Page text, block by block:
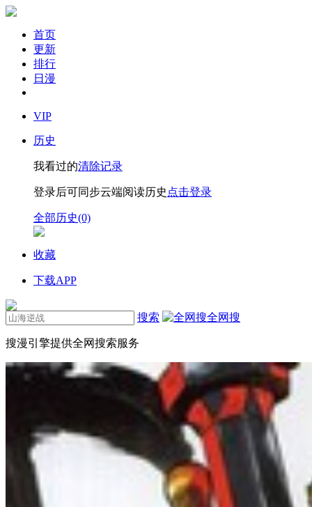
首页
更新
排行
日漫
VIP
历史
我看过的清除记录
登录后可同步云端阅读历史 点击登录
全部历史(0)
收藏
下载APP
搜索 全网搜
搜漫引擎提供全网搜索服务